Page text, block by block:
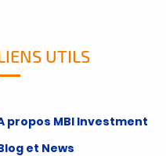
UTILS
propos MBI Investment
et News